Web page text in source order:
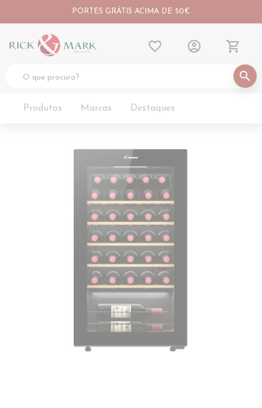
PORTES GRÁTIS ACIMA DE 50€
search
favorite_border account_circle shopping_cart
Produtos Marcas Destaques